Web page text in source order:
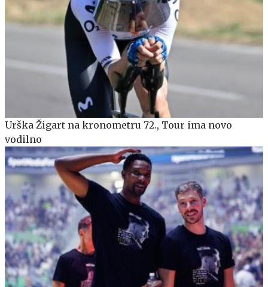
Urška Žigart na kronometru 72., Tour ima novo
vodilno